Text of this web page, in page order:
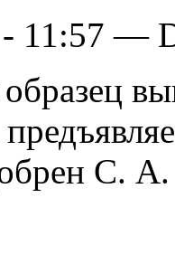
- 11:57 —
С.